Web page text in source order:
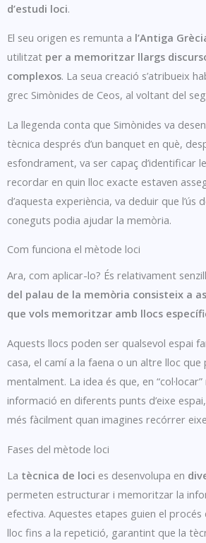
d’estudi loci.
El seu origen es remunta a l’Antiga
utilitzat per a memoritzar llargs
complexos. La seua creació s’atribueix
grec Simònides de Ceos, al voltant del
La llegenda conta que Simònides va
tècnica després d’un banquet en què,
esfondrament, va ser capaç d’identificar
recordar en quin lloc exacte estaven
d’aquesta experiència, va deduir que l’ús
coneguts podia ajudar la memòria.
Com funciona el mètode loci
Ara, com aplicar-lo? És relativament
del palau de la memòria consisteix a
que vols memoritzar amb llocs
Aquests llocs poden ser qualsevol espai
casa, el camí a la faena o un altre lloc
mentalment. La idea és que, en
informació en diferents punts d’eixe
més fàcilment quan imagines recórrer
Fases del mètode loci
La tècnica de loci es desenvolupa en
permeten estructurar i memoritzar la
efectiva. Aquestes etapes guien el procés
lloc fins a la repetició, garantint que la